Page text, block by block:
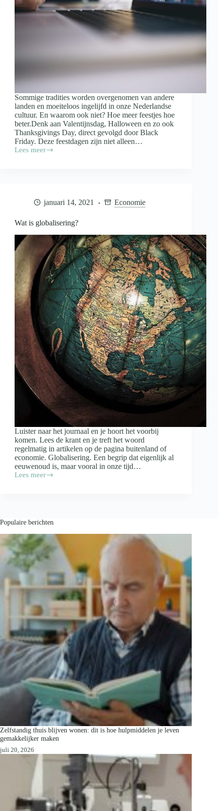
Sommige tradities worden overgenomen van andere
landen en moeiteloos ingelijfd in onze Nederlandse
cultuur. En waarom ook niet? Hoe meer feestjes hoe
beter.Denk aan Valentijnsdag, Halloween en zo ook
Thanksgivings Day, direct gevolgd door Black
Friday. Deze feestdagen zijn niet alleen…
Lees meer
Wat
januari 14, 2021 Economie
Wat is globalisering?
Luister naar het journaal en je hoort het voorbij
komen. Lees de krant en je treft het woord
regelmatig in artikelen op de pagina buitenland of
economie. Globalisering. Een begrip dat eigenlijk al
eeuwenoud is, maar vooral in onze tijd…
Lees meer
Wat
Populaire berichten
Zelfstandig thuis blijven wonen: dit is hoe hulpmiddelen je leven
gemakkelijker maken
juli 20, 2026